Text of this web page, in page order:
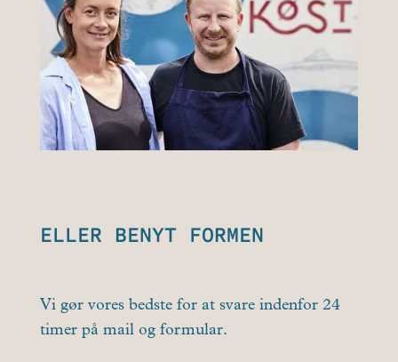
ELLER BENYT FORMEN
Vi gør vores bedste for at svare indenfor 24
timer på mail og formular.